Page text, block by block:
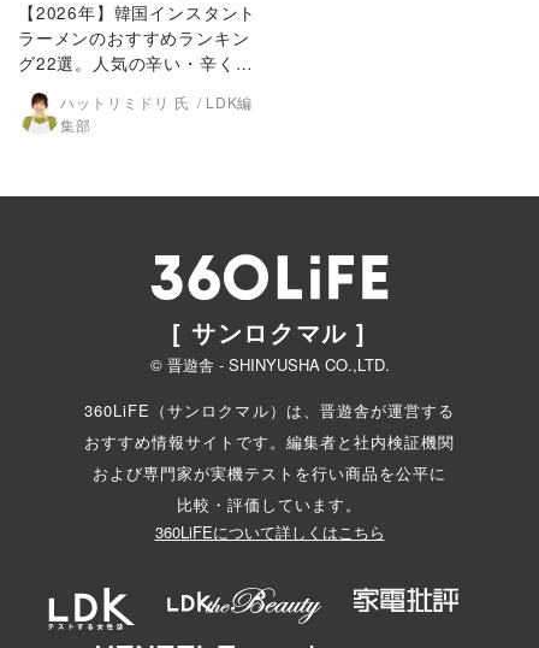
【2026年】韓国インスタント
ラーメンのおすすめランキン
グ22選。人気の辛い・辛くな
いをタイプ別でLDKが比較
ハットリミドリ 氏
LDK編
集部
[ サンロクマル ]
© 晋遊舎 - SHINYUSHA CO.,LTD.
360LiFE（サンロクマル）は、晋遊舎が運営する
おすすめ情報サイトです。編集者と社内検証機関
および専門家が実機テストを行い商品を公平に
比較・評価しています。
360LiFEについて詳しくはこちら